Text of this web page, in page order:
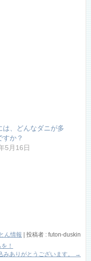
は、どんなダニが多
すか？
5月16日
ん情報
投稿者 : futon-duskin
！
みありがとうございます。
→